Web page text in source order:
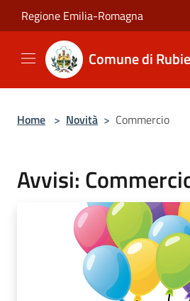
Salta al contenuto principale
Regione Emilia-Romagna
Comune di
Home > Novità > Commercio
Avvisi: